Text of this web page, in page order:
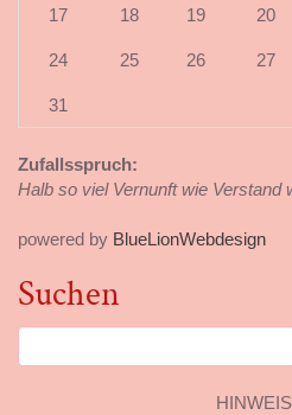
17 18 19 20
24 25 26 27
31
Zufallsspruch:
Halb so viel Vernunft wie Verstand
powered by BlueLionWebdesign
Suchen